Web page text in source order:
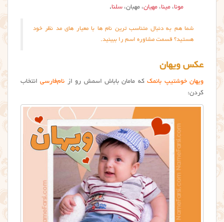
مونا، مینا، مهیان، مهبان، سلنا.
شما هم به دنبال متناسب ترین نام ها با معیار های مد نظر خود
هستید؟ قسمت مشاوره اسم را ببینید.
عکس ویهان
ویهان خوشتیپ بانمککه مامان باباش اسمش رو از نام‌فارسیانتخاب
کردن: